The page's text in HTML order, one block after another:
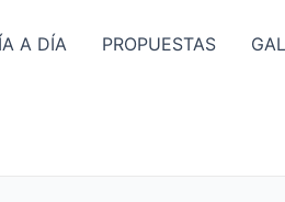
A DÍA PROPUESTAS